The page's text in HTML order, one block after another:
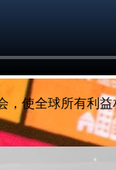
使全球所有利